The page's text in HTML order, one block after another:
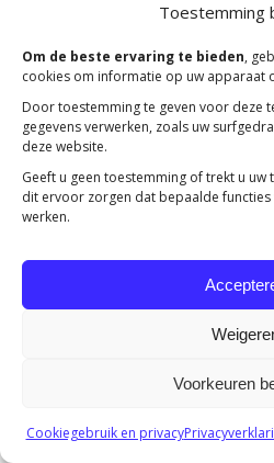
Toestemming
Om de beste ervaring te bieden,
cookies om informatie op uw apparaat
Door toestemming te geven voor deze
gegevens verwerken, zoals uw
deze website.
Geeft u geen toestemming of trekt u uw
dit ervoor zorgen dat bepaalde
werken.
Voorkeuren
Cookiegebruik en privacy